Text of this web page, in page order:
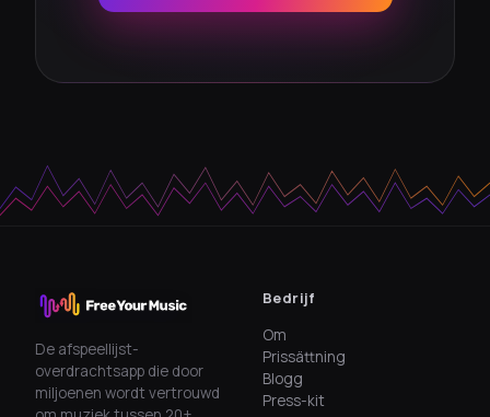
De afspeellijst-
overdrachtsapp die door
miljoenen wordt vertrouwd
Bedrijf
Om
Prissättning
Blogg
Press-kit